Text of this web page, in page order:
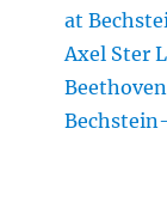
at
Axel Ster